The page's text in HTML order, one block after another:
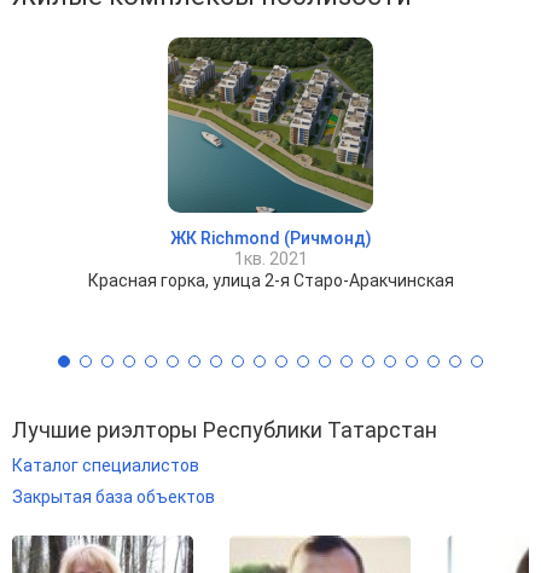
ЖК Richmond (Ричмонд)
1кв. 2021
Красная горка, улица 2-я Старо-Аракчинская
Лучшие риэлторы Республики Татарстан
Каталог специалистов
Закрытая база объектов